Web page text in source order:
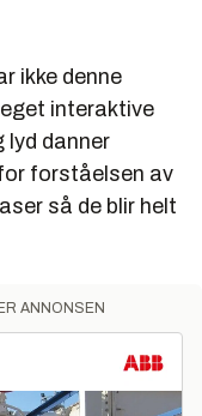
ikke denne
interaktive
lyd danner
forståelsen av
så de blir helt
ANNONSEN